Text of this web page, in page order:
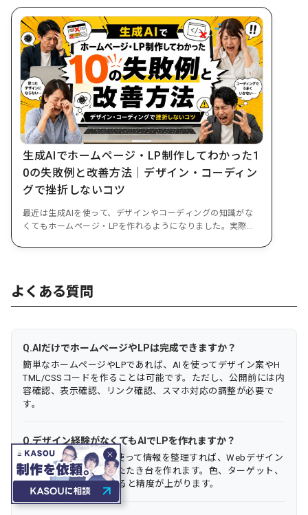
生成AIでホームページ・LP制作してわかった1
0の失敗例と改善方法｜デザイン・コーディン
グで挫折しないコツ
最近は生成AIを使って、デザインやコーディングの知識がな
くてもホームページ・LPを作れるようになりました。実際に
よくある質問
AIだけでホームページやLPは完成できますか？
簡単なホームページやLPであれば、AIを使ってデザイン案やH
TML/CSSコードを作ることは可能です。ただし、公開前には内
容確認、表示確認、リンク確認、スマホ対応の調整が必要で
す。
デザイン経験がなくてもAIでLPを作れますか？
はい、テンプレートを使って情報を整理すれば、Webデザイン
経験がない人でもLPのたたき台を作れます。色、ターゲット、
CTA、NG表現を指定すると精度が上がります。